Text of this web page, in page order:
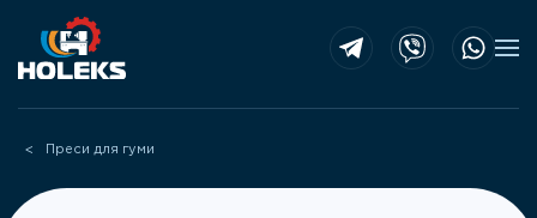
Skip to main content
Преси для гуми